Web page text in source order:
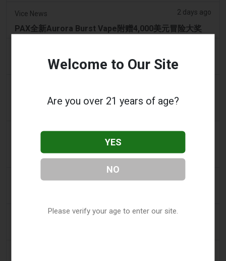
Vice News 2 days ago
PAX全新Aurora Burst Vape附赠4,000美元冒险大奖
想携带电子烟出国的旅客收到旅行警示
大多数航空公司“禁止”放入托运行李的常见物品的“最安
2 days ago
2FIRSTS | 2000 万美元、永久禁令及分销商管控：
Posh 协议加强了伊利诺伊州电子烟合规要求
2 days ago
2 days ago
Welcome to Our Site
Are you over 21 years of age?
YES
NO
Please verify your age to enter our site.